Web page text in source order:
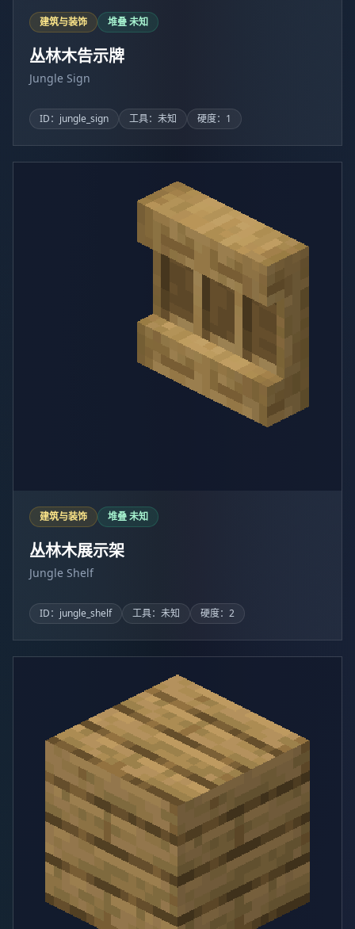
建筑与装饰 堆叠 未知
丛林木告示牌
Jungle Sign
ID：jungle_sign 工具：未知 硬度：1
建筑与装饰 堆叠 未知
丛林木展示架
Jungle Shelf
ID：jungle_shelf 工具：未知 硬度：2